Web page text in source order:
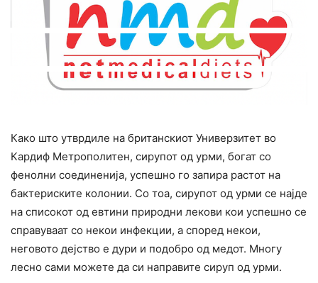
Како што утврдиле на британскиот Универзитет во
Кардиф Метрополитен, сирупот од урми, богат со
фенолни соединенија, успешно го запира растот на
бактериските колонии. Со тоа, сирупот од урми се најде
на списокот од евтини природни лекови кои успешно се
справуваат со некои инфекции, а според некои,
неговото дејство е дури и подобро од медот. Многу
лесно сами можете да си направите сируп од урми.